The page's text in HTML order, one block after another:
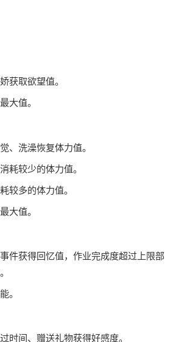
获取欲望值。
大值。
、洗澡恢复体力值。
耗较少的体力值。
较多的体力值。
大值。
件获得回忆值，作业完成度超过上限部
。
时间、赠送礼物获得好感度。